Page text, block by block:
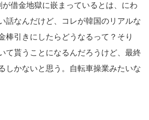
借金地獄に嵌まっているとは、にわ
話なんだけど、コレが韓国のリアルな
棒引きにしたらどうなるって？そり
て貰うことになるんだろうけど、最終
しかないと思う。自転車操業みたいな